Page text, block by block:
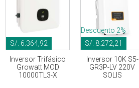
S/. 6.364,92
Inversor Trifásico
Growatt MOD
10000TL3-X
S/. 8.272,21
Descuento 2%
Inversor 10K S5-
GR3P-LV 220V
SOLIS